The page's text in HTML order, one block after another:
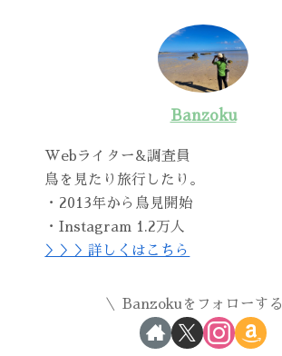
Banzoku
Webライター&調査員
鳥を見たり旅行したり。
・2013年から鳥見開始
・Instagram 1.2万人
＞＞＞詳しくはこちら
Banzokuをフォローする